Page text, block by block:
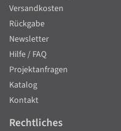
Versandkosten
Rückgabe
Newsletter
Hilfe / FAQ
Projektanfragen
Katalog
Kontakt
Rechtliches